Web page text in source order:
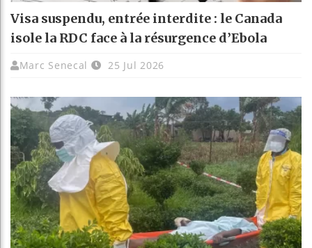
Visa suspendu, entrée interdite : le Canada
isole la RDC face à la résurgence d’Ebola
Marc Senecal 25 Jul 2026